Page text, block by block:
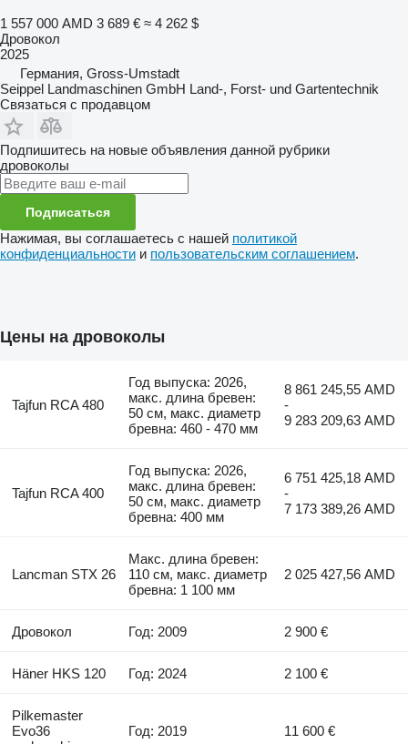
1 557 000 AMD 3 689 € ≈ 4 262 $
Дровокол
2025
Германия, Gross-Umstadt
Seippel Landmaschinen GmbH Land-, Forst- und Gartentechnik
Связаться с продавцом
Подпишитесь на новые объявления данной рубрики
дровоколы
Подписаться
Нажимая, вы соглашаетесь с нашей политикой
конфиденциальности и пользовательским соглашением.
Цены на дровоколы
Tajfun RCA 480
Год выпуска: 2026,
макс. длина бревен:
50 см, макс. диаметр
бревна: 460 - 470 мм
8 861 245,55 AMD
-
9 283 209,63 AMD
Tajfun RCA 400
Год выпуска: 2026,
макс. длина бревен:
50 см, макс. диаметр
бревна: 400 мм
6 751 425,18 AMD
-
7 173 389,26 AMD
Lancman STX 26
Макс. длина бревен:
110 см, макс. диаметр
бревна: 1 100 мм
2 025 427,56 AMD
Дровокол Год: 2009 2 900 €
Häner HKS 120 Год: 2024 2 100 €
Pilkemaster
Evo36
Год: 2019 11 600 €